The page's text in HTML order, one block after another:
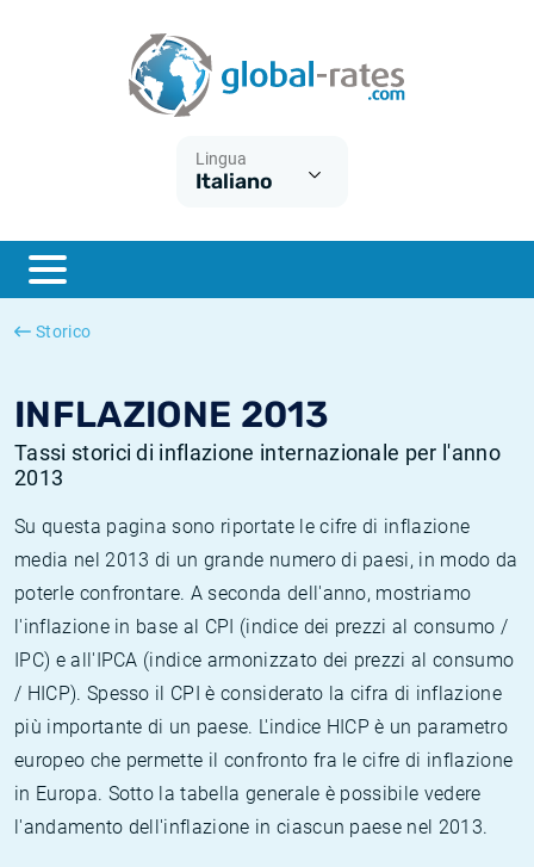
Lingua
Italiano
Storico
INFLAZIONE 2013
Tassi storici di inflazione internazionale per l'anno
2013
Su questa pagina sono riportate le cifre di inflazione
media nel 2013 di un grande numero di paesi, in modo da
poterle confrontare. A seconda dell'anno, mostriamo
l'inflazione in base al CPI (indice dei prezzi al consumo /
IPC) e all'IPCA (indice armonizzato dei prezzi al consumo
/ HICP). Spesso il CPI è considerato la cifra di inflazione
più importante di un paese. L'indice HICP è un parametro
europeo che permette il confronto fra le cifre di inflazione
in Europa. Sotto la tabella generale è possibile vedere
l'andamento dell'inflazione in ciascun paese nel 2013.
ESTER
SONIA
Cos'è l'inflazione CPI?
Cos'è l'inflazione HICP?
Inflazione Italia
Inflazione Stati Uniti
Tassi storici Euribor
Tassi storici di SONIA
Tassi storici di TONAR
Calcolatore dell’inflazione